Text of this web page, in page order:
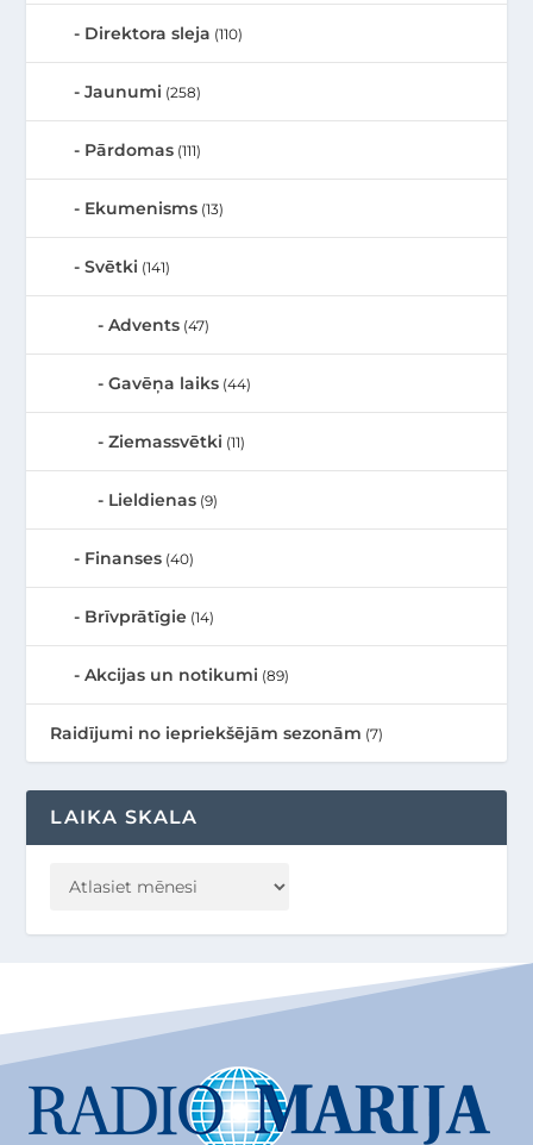
Direktora sleja (110)
Jaunumi (258)
Pārdomas (111)
Ekumenisms (13)
Svētki (141)
Advents (47)
Gavēņa laiks (44)
Ziemassvētki (11)
Lieldienas (9)
Finanses (40)
Brīvprātīgie (14)
Akcijas un notikumi (89)
Raidījumi no iepriekšējām sezonām (7)
LAIKA SKALA